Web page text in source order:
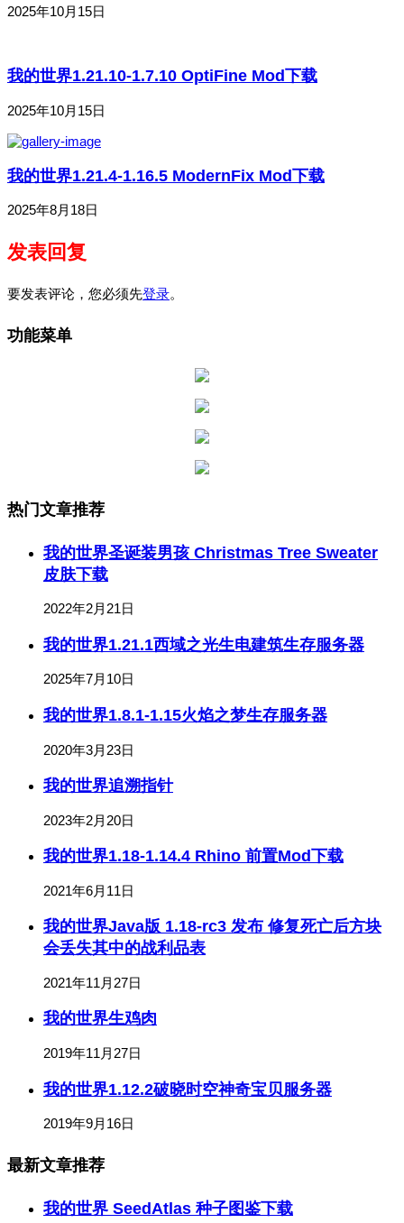
2025年10月15日
我的世界1.21.10-1.7.10 OptiFine Mod下载
2025年10月15日
我的世界1.21.4-1.16.5 ModernFix Mod下载
2025年8月18日
发表回复
要发表评论，您必须先登录。
功能菜单
热门文章推荐
我的世界圣诞装男孩 Christmas Tree Sweater
皮肤下载
2022年2月21日
我的世界1.21.1西域之光生电建筑生存服务器
2025年7月10日
我的世界1.8.1-1.15火焰之梦生存服务器
2020年3月23日
我的世界追溯指针
2023年2月20日
我的世界1.18-1.14.4 Rhino 前置Mod下载
2021年6月11日
我的世界Java版 1.18-rc3 发布 修复死亡后方块
会丢失其中的战利品表
2021年11月27日
我的世界生鸡肉
2019年11月27日
我的世界1.12.2破晓时空神奇宝贝服务器
2019年9月16日
最新文章推荐
我的世界 SeedAtlas 种子图鉴下载